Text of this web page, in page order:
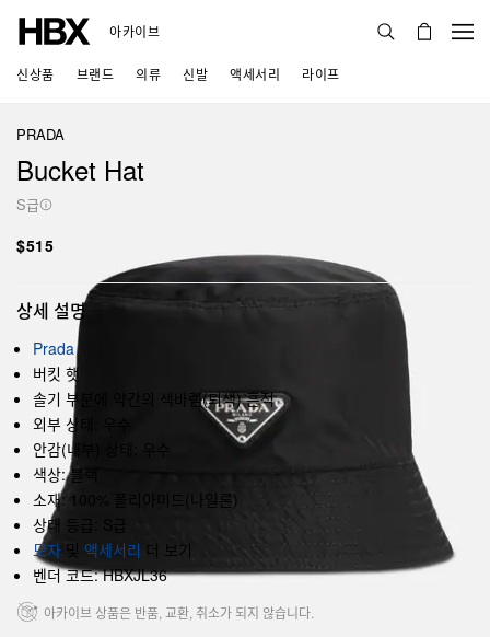
아카이브
신상품 브랜드 의류 신발 액세서리 라이프
PRADA
Bucket Hat
S급
$515
상세 설명
Prada
버킷 햇
솔기 부분에 약간의 색바램(퇴색) 흔적
외부 상태: 우수
안감(내부) 상태: 우수
색상: 블랙
소재: 100% 폴리아미드(나일론)
상태 등급: S급
모자 및 액세서리 더 보기
벤더 코드: HBXJL36
아카이브 상품은 반품, 교환, 취소가 되지 않습니다.